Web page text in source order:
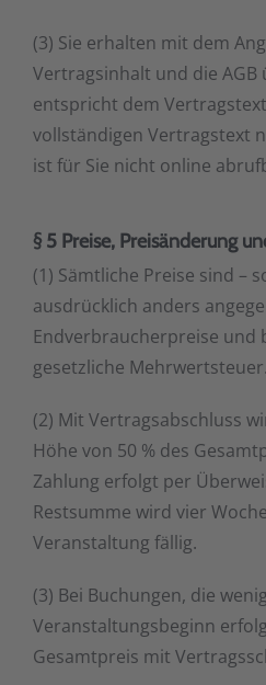
(3) Sie erhalten mit dem
Vertragsinhalt und die
entspricht dem
vollständigen Vertragstext
ist für Sie nicht online
§ 5 Preise, Preisänderung
(1) Sämtliche Preise sind –
ausdrücklich anders
Endverbraucherpreise und
gesetzliche Mehrwertsteuer.
(2) Mit Vertragsabschluss
Höhe von 50 % des
Zahlung erfolgt per
Restsumme wird vier
Veranstaltung fällig.
(3) Bei Buchungen, die
Veranstaltungsbeginn
Gesamtpreis mit